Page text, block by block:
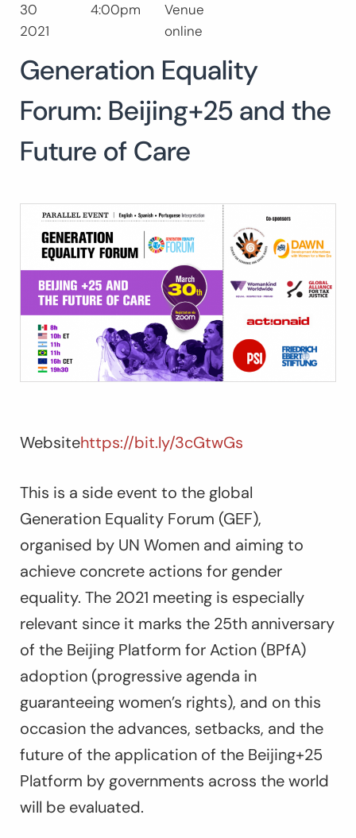
Search
for:
30
2021
4:00pm
Venue
online
Generation Equality
Forum: Beijing+25 and the
Future of Care
Websitehttps://bit.ly/3cGtwGs
This is a side event to the global
Generation Equality Forum (GEF),
organised by UN Women and aiming to
achieve concrete actions for gender
equality. The 2021 meeting is especially
relevant since it marks the 25th anniversary
of the Beijing Platform for Action (BPfA)
adoption (progressive agenda in
guaranteeing women’s rights), and on this
occasion the advances, setbacks, and the
future of the application of the Beijing+25
Platform by governments across the world
will be evaluated.